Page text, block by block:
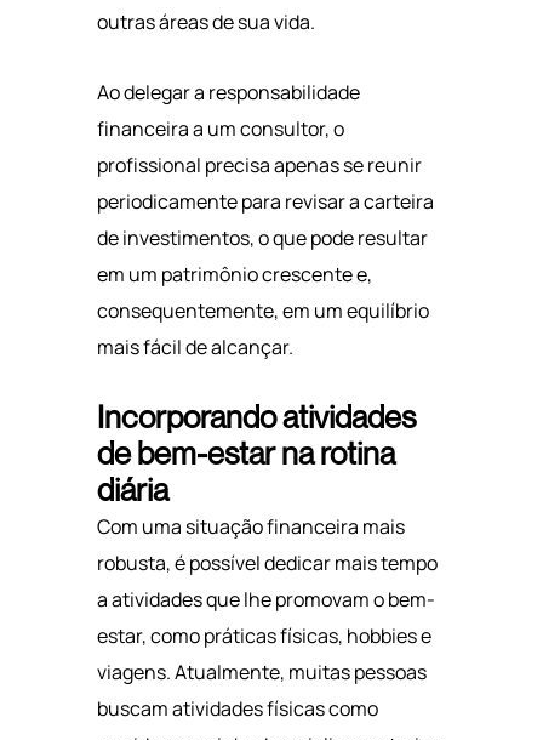
outras áreas de sua vida.
Ao delegar a responsabilidade
financeira a um consultor, o
profissional precisa apenas se reunir
periodicamente para revisar a carteira
de investimentos, o que pode resultar
em um patrimônio crescente e,
consequentemente, em um equilíbrio
mais fácil de alcançar.
Incorporando atividades
de bem-estar na rotina
diária
Com uma situação financeira mais
robusta, é possível dedicar mais tempo
a atividades que lhe promovam o bem-
estar, como práticas físicas, hobbies e
viagens. Atualmente, muitas pessoas
buscam atividades físicas como